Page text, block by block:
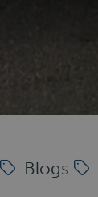
Blogs